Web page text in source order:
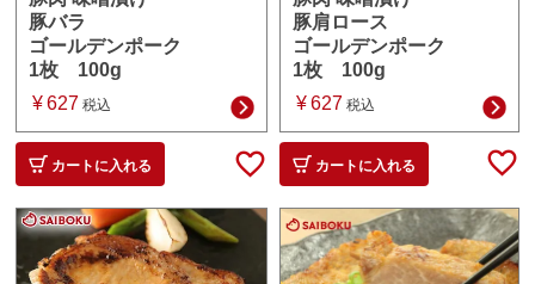
豚バラ
ゴールデンポーク
1枚 100g
¥ 627 税込
カートに入れる
豚肩ロース
ゴールデンポーク
1枚 100g
¥627 税込
カートに入れる